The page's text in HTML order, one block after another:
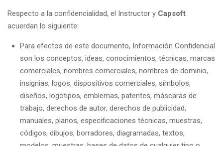
Respecto a la confidencialidad, el Instructor y Capsoft
acuerdan lo siguiente:
Para efectos de este documento, Información Confidencial
son los conceptos, ideas, conocimientos, técnicas, marcas
comerciales, nombres comerciales, nombres de dominio,
insignias, logos, dispositivos comerciales, símbolos,
diseños, logotipos, emblemas, patentes, máscaras de
trabajo, derechos de autor, derechos de publicidad,
manuales, planos, especificaciones técnicas, muestras,
códigos, dibujos, borradores, diagramadas, textos,